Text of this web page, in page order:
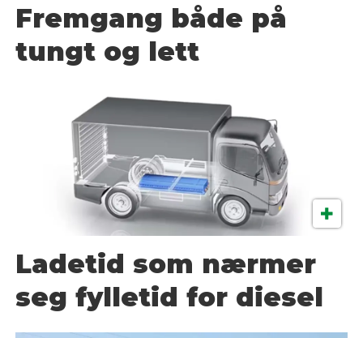
Fremgang både på
tungt og lett
Ladetid som nærmer
seg fylletid for diesel